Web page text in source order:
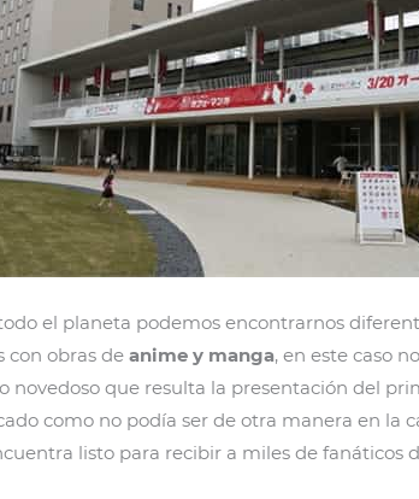
el planeta podemos encontrarnos
con obras deanime y manga, en este caso
novedoso que resulta la presentación del
como no podía ser de otra manera en la
listo para recibir a miles de fanáticos